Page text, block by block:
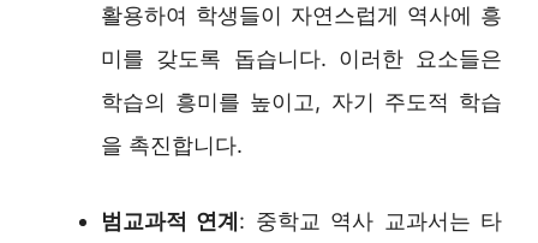
활용하여 학생들이 자연스럽게 역사에 흥
미를 갖도록 돕습니다. 이러한 요소들은
학습의 흥미를 높이고, 자기 주도적 학습
을 촉진합니다.
범교과적 연계: 중학교 역사 교과서는 타